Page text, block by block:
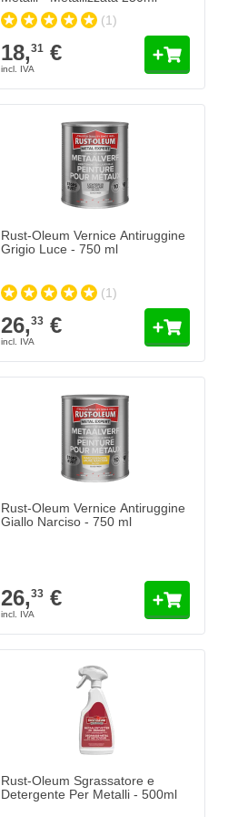
(1)
18,31 €
Rust-Oleum Vernice Antiruggine
Grigio Luce - 750 ml
(1)
26,33 €
Rust-Oleum Vernice Antiruggine
Giallo Narciso - 750 ml
26,33 €
Rust-Oleum Sgrassatore e
Detergente Per Metalli - 500ml